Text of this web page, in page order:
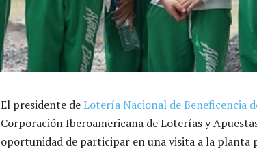
El presidente deLotería Nacional de Beneficencia
Corporación Iberoamericana de Loterías y
oportunidad de participar en una visita a la planta